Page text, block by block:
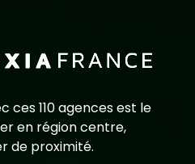
ces 110 agences est le
en région centre,
de proximité.